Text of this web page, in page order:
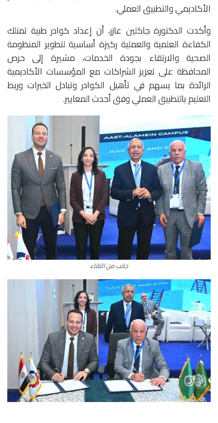
الأكاديمي والتطبيق العملي.
وأكدت الدكتورة جاكلين عازر، أن إعداد كوادر طبية تمتلك
الكفاءة العلمية والعملية ركيزة أساسية لتطوير المنظومة
الصحية والارتقاء بجودة الخدمات، مشيرة إلى حرص
المحافظة على تعزيز الشراكات مع المؤسسات الأكاديمية
الرائدة بما يسهم في تأهيل الكوادر وتبادل الخبرات وربط
التعليم بالتطبيق العملي وفق أحدث المعايير.
جانب من اللقاء